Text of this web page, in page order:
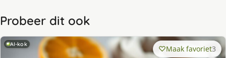
Probeer dit ook
AI-kok Maak favoriet3